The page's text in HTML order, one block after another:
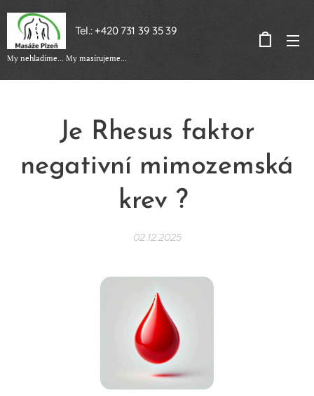
Tel.: +420 731 39 35 39
My nehladíme... My masírujeme...
Je Rhesus faktor
negativní mimozemská
krev ?
02.12.2025